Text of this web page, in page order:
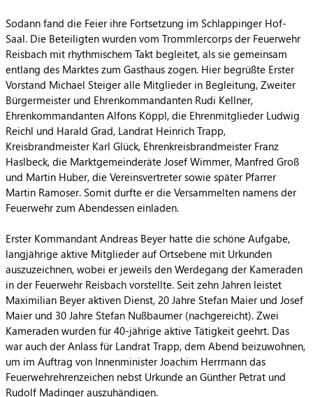
Sodann fand die Feier ihre Fortsetzung im Schlappinger Hof-
Saal. Die Beteiligten wurden vom Trommlercorps der Feuerwehr
Reisbach mit rhythmischem Takt begleitet, als sie gemeinsam
entlang des Marktes zum Gasthaus zogen. Hier begrüßte Erster
Vorstand Michael Steiger alle Mitglieder in Begleitung, Zweiter
Bürgermeister und Ehrenkommandanten Rudi Kellner,
Ehrenkommandanten Alfons Köppl, die Ehrenmitglieder Ludwig
Reichl und Harald Grad, Landrat Heinrich Trapp,
Kreisbrandmeister Karl Glück, Ehrenkreisbrandmeister Franz
Haslbeck, die Marktgemeinderäte Josef Wimmer, Manfred Groß
und Martin Huber, die Vereinsvertreter sowie später Pfarrer
Martin Ramoser. Somit durfte er die Versammelten namens der
Feuerwehr zum Abendessen einladen.
Erster Kommandant Andreas Beyer hatte die schöne Aufgabe,
langjährige aktive Mitglieder auf Ortsebene mit Urkunden
auszuzeichnen, wobei er jeweils den Werdegang der Kameraden
in der Feuerwehr Reisbach vorstellte. Seit zehn Jahren leistet
Maximilian Beyer aktiven Dienst, 20 Jahre Stefan Maier und Josef
Maier und 30 Jahre Stefan Nußbaumer (nachgereicht). Zwei
Kameraden wurden für 40-jährige aktive Tätigkeit geehrt. Das
war auch der Anlass für Landrat Trapp, dem Abend beizuwohnen,
um im Auftrag von Innenminister Joachim Herrmann das
Feuerwehrehrenzeichen nebst Urkunde an Günther Petrat und
Rudolf Madinger auszuhändigen.